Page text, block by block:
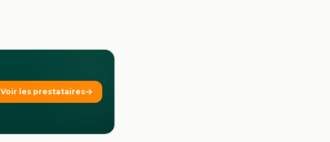
Voir les prestataires